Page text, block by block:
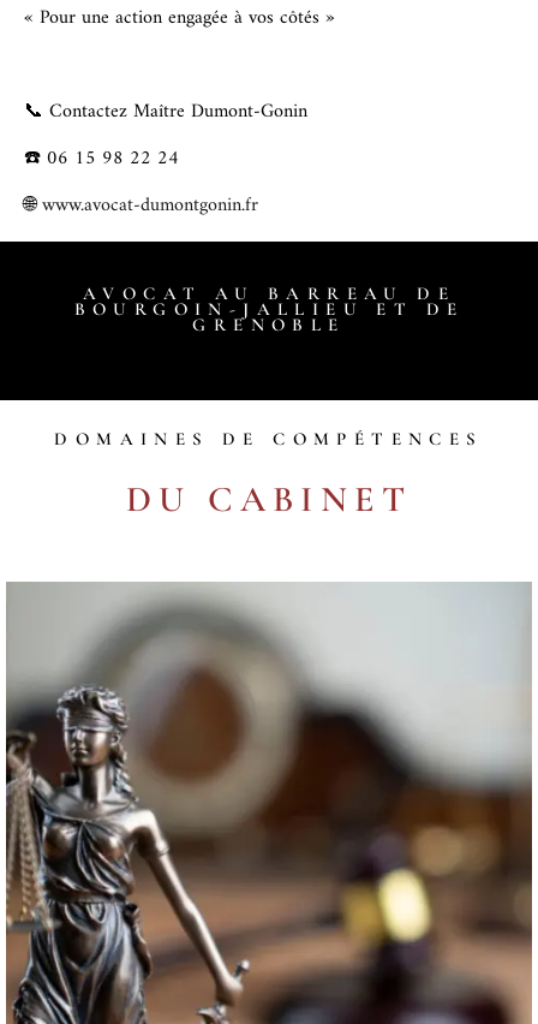
« Pour une action engagée à vos côtés »
📞 Contactez Maître Dumont-Gonin
☎️ 06 15 98 22 24
🌐www.avocat-dumontgonin.fr
AVOCAT AU BARREAU DE
BOURGOIN-JALLIEU ET DE
GRENOBLE
DOMAINES DE COMPÉTENCES
DU CABINET